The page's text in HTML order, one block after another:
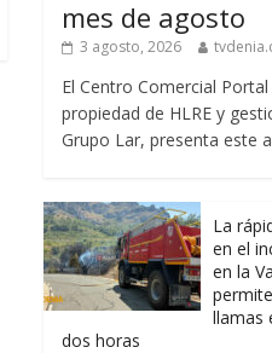
mes de agosto
3 agosto, 2026
El Centro Comercial
propiedad de HLRE y
Grupo Lar, presenta este
La
en el
en la
llamas
dos horas